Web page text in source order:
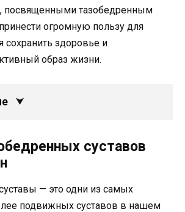
посвященными тазобедренным
огромную пользу для
здоровье и
образ жизни.
суставов
— это одни из самых
подвижных суставов в нашем